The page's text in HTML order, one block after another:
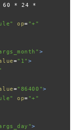
* 60 * 24 *
op= "+"
>
="1" >
="86400">
op= "+"
>